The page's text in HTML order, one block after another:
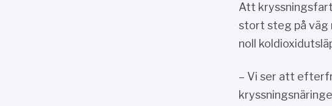
Att
stort steg på väg
noll
– Vi ser att